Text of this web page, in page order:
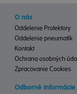
O nás
Oddelenie Protektory
Oddelenie pneumatík
Kontakt
Ochrana osobných
Zpracovanie Cookies
Odborné informácie